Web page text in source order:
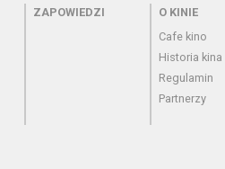
Menu - zapowiedzi
ZAPOWIEDZI Menu -
O KINIE
Cafe kino
Historia kina
Regulamin
Partnerzy